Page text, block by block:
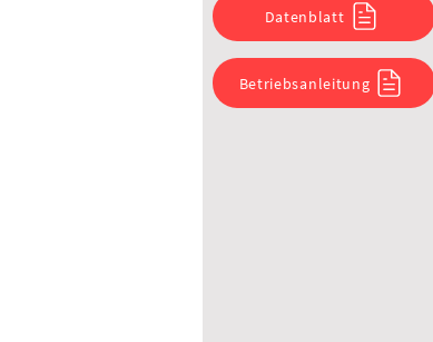
Datenblatt
Betriebsanleitung